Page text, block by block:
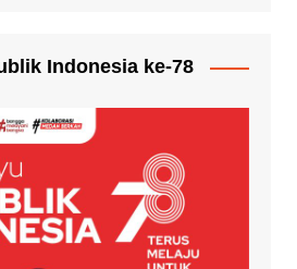
Indonesia ke-78